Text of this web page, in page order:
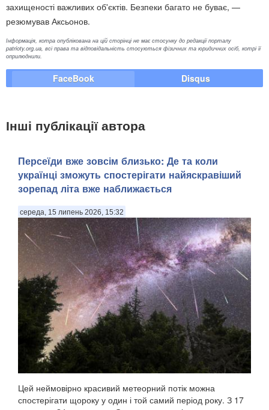
захищеності важливих об'єктів. Безпеки багато не буває, —
резюмував Аксьонов.
Інформація, котра опублікована на цій сторінці не має стосунку до редакції порталу
patrioty.org.ua, всі права та відповідальність стосуються фізичних та юридичних осіб, котрі її
оприлюднили.
FaceBook Disqus
Інші публікації автора
Персеїди вже зовсім близько: Де та коли
українці зможуть спостерігати найяскравіший
зорепад літа вже наближається
середа, 15 липень 2026, 15:32
Цей неймовірно красивий метеорний потік можна
спостерігати щороку у один і той самий період року. З 17